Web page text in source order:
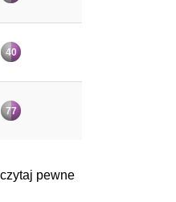
40
77
pewne